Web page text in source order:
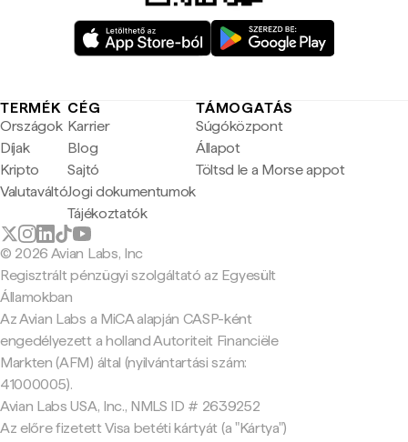
TERMÉK
Országok
Díjak
Kripto
Valutaváltó
CÉG
Karrier
Blog
Sajtó
Jogi dokumentumok
Tájékoztatók
TÁMOGATÁS
Súgóközpont
Állapot
Töltsd le a Morse appot
© 2026 Avian Labs, Inc
Regisztrált pénzügyi szolgáltató az Egyesült
Államokban
Az Avian Labs a MiCA alapján CASP-ként
engedélyezett a holland Autoriteit Financiële
Markten (AFM) által (nyilvántartási szám:
41000005).
Avian Labs USA, Inc., NMLS ID # 2639252
Az előre fizetett Visa betéti kártyát (a "Kártya")